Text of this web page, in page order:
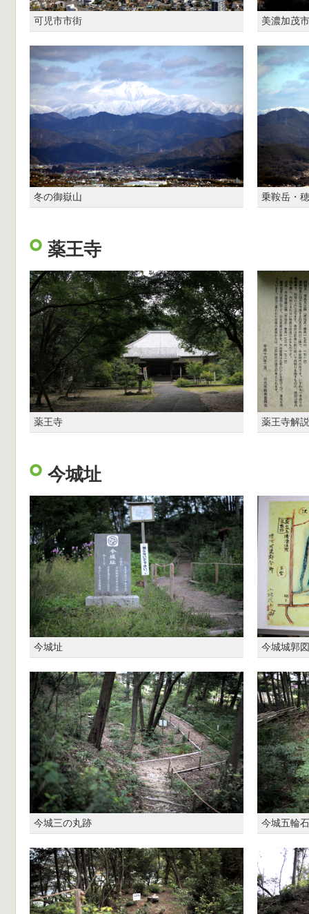
可児市市街 美濃加茂市
冬の御嶽山 乗鞍岳・
薬王寺
薬王寺 薬王寺解説
今城址
今城址 今城城郭図
今城三の丸跡 今城五輪石